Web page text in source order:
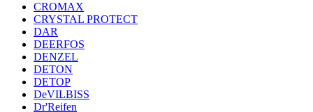
CROMAX
CRYSTAL PROTECT
DAR
DEERFOS
DENZEL
DETON
DETOP
DeVILBISS
Dr'Reifen